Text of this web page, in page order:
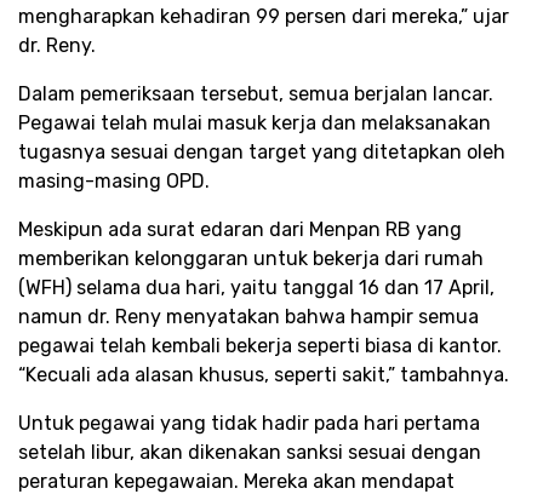
mengharapkan kehadiran 99 persen dari mereka,” ujar
dr. Reny.
Dalam pemeriksaan tersebut, semua berjalan lancar.
Pegawai telah mulai masuk kerja dan melaksanakan
tugasnya sesuai dengan target yang ditetapkan oleh
masing-masing OPD.
Meskipun ada surat edaran dari Menpan RB yang
memberikan kelonggaran untuk bekerja dari rumah
(WFH) selama dua hari, yaitu tanggal 16 dan 17 April,
namun dr. Reny menyatakan bahwa hampir semua
pegawai telah kembali bekerja seperti biasa di kantor.
“Kecuali ada alasan khusus, seperti sakit,” tambahnya.
Untuk pegawai yang tidak hadir pada hari pertama
setelah libur, akan dikenakan sanksi sesuai dengan
peraturan kepegawaian. Mereka akan mendapat